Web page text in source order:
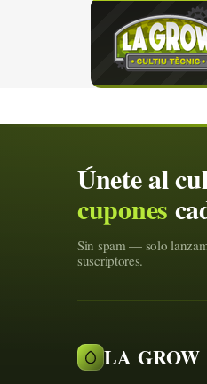
Únete al
cupones
Sin spam — solo
suscriptores.
LA GROW